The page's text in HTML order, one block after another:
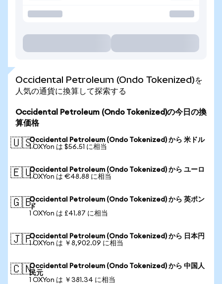
Occidental Petroleum (Ondo Tokenized)を
人気の通貨に換算して探索する
Occidental Petroleum (Ondo Tokenized)の今日の換
算価格
🇺🇸Occidental Petroleum (Ondo Tokenized) から 米ドル
1 OXYon は $56.51 に相当
🇪🇺Occidental Petroleum (Ondo Tokenized) から ユーロ
1 OXYon は €48.88 に相当
🇬🇧Occidental Petroleum (Ondo Tokenized) から 英ポン
ド
1 OXYon は £41.87 に相当
🇯🇵Occidental Petroleum (Ondo Tokenized) から 日本円
1 OXYon は ￥8,902.09 に相当
🇨🇳Occidental Petroleum (Ondo Tokenized) から 中国人
民元
1 OXYon は ￥381.34 に相当